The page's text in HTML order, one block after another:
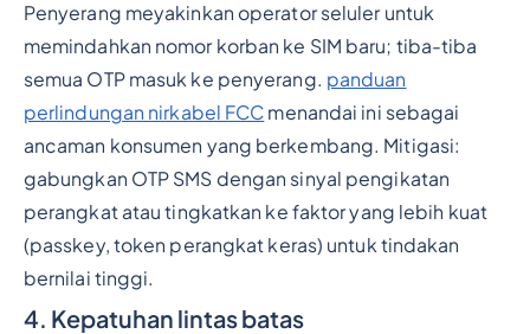
Penyerang meyakinkan operator seluler untuk
memindahkan nomor korban ke SIM baru; tiba-tiba
semua OTP masuk ke penyerang. panduan
perlindungan nirkabel FCC menandai ini sebagai
ancaman konsumen yang berkembang. Mitigasi:
gabungkan OTP SMS dengan sinyal pengikatan
perangkat atau tingkatkan ke faktor yang lebih kuat
(passkey, token perangkat keras) untuk tindakan
bernilai tinggi.
4. Kepatuhan lintas batas